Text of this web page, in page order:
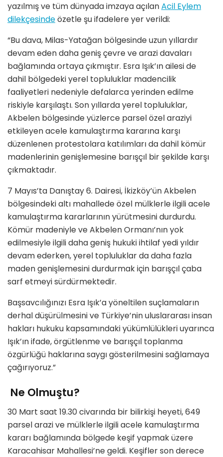
yazılmış ve tüm dünyada imzaya açılanAcil Eylem
dilekçesindeözetle şu ifadelere yer verildi:
“Bu dava, Milas-Yatağan bölgesinde uzun yıllardır
devam eden daha geniş çevre ve arazi davaları
bağlamında ortaya çıkmıştır. Esra Işık’ın ailesi de
dahil bölgedeki yerel topluluklar madencilik
faaliyetleri nedeniyle defalarca yerinden edilme
riskiyle karşılaştı. Son yıllarda yerel topluluklar,
Akbelen bölgesinde yüzlerce parsel özel araziyi
etkileyen acele kamulaştırma kararına karşı
düzenlenen protestolara katılımları da dahil kömür
madenlerinin genişlemesine barışçıl bir şekilde karşı
çıkmaktadır.
7 Mayıs’ta Danıştay 6. Dairesi, İkizköy’ün Akbelen
bölgesindeki altı mahallede özel mülklerle ilgili acele
kamulaştırma kararlarının yürütmesini durdurdu.
Kömür madeniyle ve Akbelen Ormanı’nın yok
edilmesiyle ilgili daha geniş hukuki ihtilaf yedi yıldır
devam ederken, yerel topluluklar da daha fazla
maden genişlemesini durdurmak için barışçıl çaba
sarf etmeyi sürdürmektedir.
Başsavcılığınızı Esra Işık’a yöneltilen suçlamaların
derhal düşürülmesini ve Türkiye’nin uluslararası insan
hakları hukuku kapsamındaki yükümlülükleri uyarınca
Işık’ın ifade, örgütlenme ve barışçıl toplanma
özgürlüğü haklarına saygı gösterilmesini sağlamaya
çağırıyoruz.”
Ne Olmuştu?
30 Mart saat 19.30 civarında bir bilirkişi heyeti, 649
parsel arazi ve mülklerle ilgili acele kamulaştırma
kararı bağlamında bölgede keşif yapmak üzere
Karacahisar Mahallesi’ne geldi. Keşifler son derece